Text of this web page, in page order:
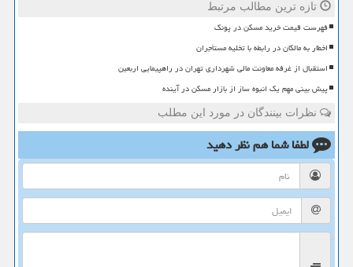
تازه ترین مطالب مرتبط
فهرست قیمت خرید مسکن در پونک
اخطار به مالکان در رابطه با تخلیه مستأجران
استقبال از غرفه معاونت مالی شهرداری تهران در راهپیمایی اربعین
پیش بینی مهم یک انبوه ساز از بازار مسکن در آینده
نظرات بینندگان در مورد این مطلب
لطفا شما همنظر دهید